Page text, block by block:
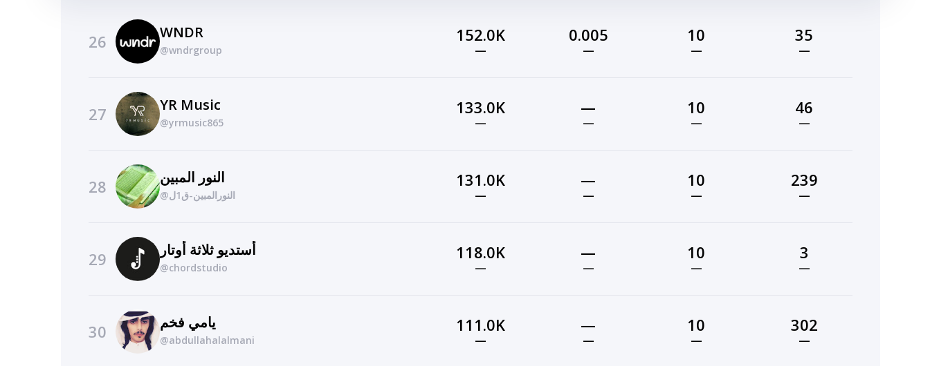
26 WNDR
@wndrgroup
152.0K
—
0.005
—
10
—
35
—
27 YR Music
@yrmusic865
133.0K
—
—
—
10
—
46
—
28 النور المبين
@النورالمبين-ق1ل
131.0K
—
—
—
10
—
239
—
29 أستديو ثلاثة أوتار
@chordstudio
118.0K
—
—
—
10
—
3
—
30 يامي فخم
@abdullahalalmani
111.0K
—
—
—
10
—
302
—